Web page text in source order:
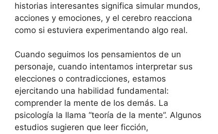
historias interesantes significa simular mundos,
acciones y emociones, y el cerebro reacciona
como si estuviera experimentando algo real.
Cuando seguimos los pensamientos de un
personaje, cuando intentamos interpretar sus
elecciones o contradicciones, estamos
ejercitando una habilidad fundamental:
comprender la mente de los demás. La
psicología la llama “teoría de la mente”. Algunos
estudios sugieren que leer ficción,